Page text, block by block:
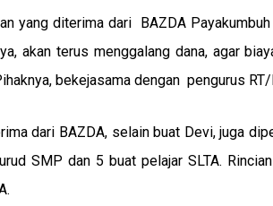
yang diterima dari BAZDA
akan terus menggalang dana, agar
bekejasama dengan pengurus
dari BAZDA, selain buat Devi, juga
SMP dan 5 buat pelajar SLTA.